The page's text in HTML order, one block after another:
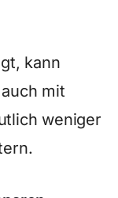
kann
mit
weniger